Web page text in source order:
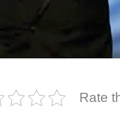
Rate